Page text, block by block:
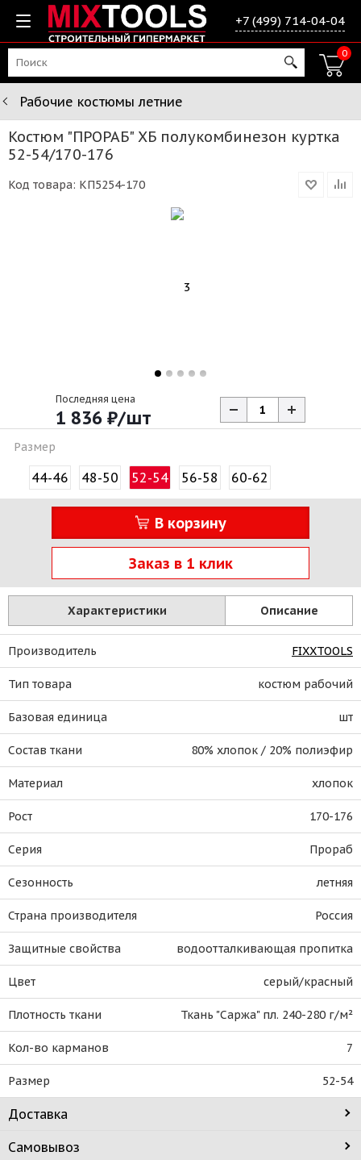
+7 (499) 714-04-04
0
Рабочие костюмы летние
Костюм "ПРОРАБ" ХБ полукомбинезон куртка
52-54/170-176
Код товара: КП5254-170
Последняя цена
1 836 ₽/шт
Размер
44-46 48-50 52-54 56-58 60-62
В корзину
Заказ в 1 клик
Характеристики Описание
Производитель FIXXTOOLS
Тип товара костюм рабочий
Базовая единица шт
Состав ткани 80% хлопок / 20% полиэфир
Материал хлопок
Рост 170-176
Серия Прораб
Сезонность летняя
Страна производителя Россия
Защитные свойства водоотталкивающая пропитка
Цвет серый/красный
Плотность ткани Ткань "Саржа" пл. 240-280 г/м²
Кол-во карманов 7
Размер 52-54
Доставка
Самовывоз